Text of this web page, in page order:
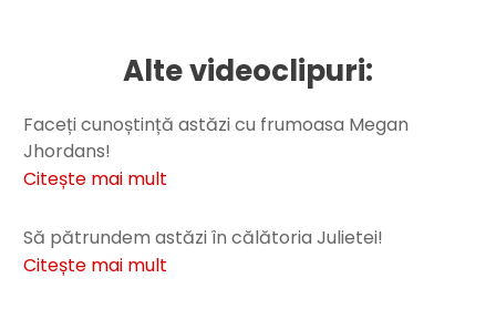
Alte videoclipuri:
Faceți cunoștință astăzi cu frumoasa Megan
Jhordans!
Citește mai mult
Să pătrundem astăzi în călătoria Julietei!
Citește mai mult